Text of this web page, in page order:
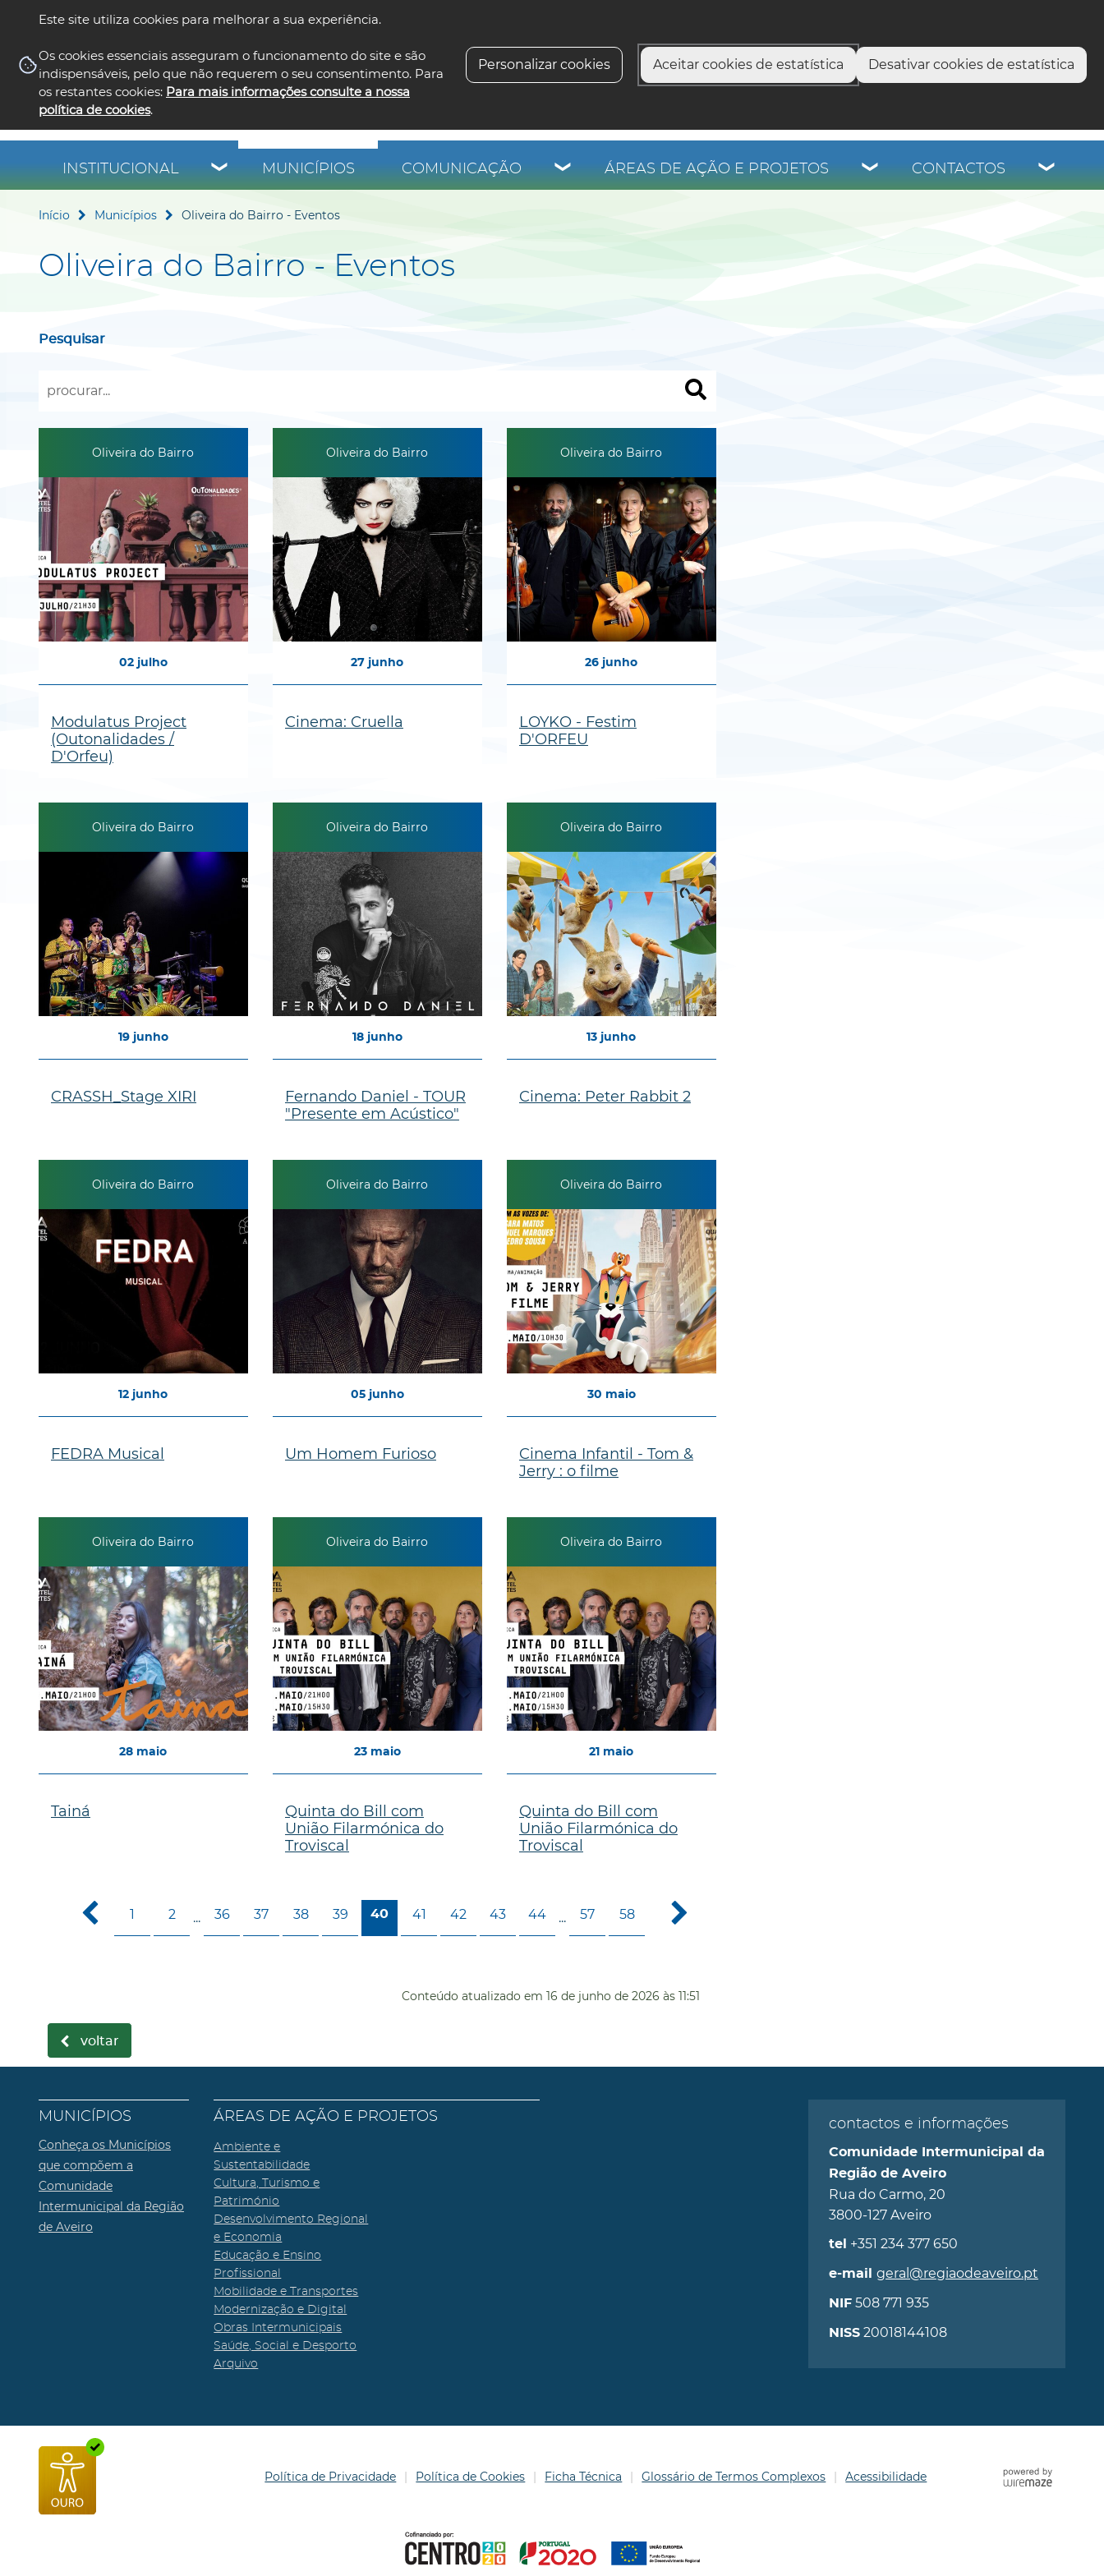
Este site utiliza cookies para melhorar a sua experiência.
Os cookies essenciais asseguram o funcionamento do site e são
indispensáveis, pelo que não requerem o seu consentimento. Para
os restantes cookies: Para mais informações consulte a nossa
política de cookies.
Personalizar cookies Aceitar cookies de estatística Desativar cookies de estatística
INSTITUCIONAL MUNICÍPIOS COMUNICAÇÃO ÁREAS DE AÇÃO E PROJETOS CONTACTOS
Início Municípios Oliveira do Bairro - Eventos
Oliveira do Bairro - Eventos
Pesquisar
Oliveira do Bairro
02 julho
Modulatus Project
(Outonalidades /
D'Orfeu)
Oliveira do Bairro
27 junho
Cinema: Cruella
Oliveira do Bairro
26 junho
LOYKO - Festim
D'ORFEU
Oliveira do Bairro
19 junho
CRASSH_Stage XIRI
Oliveira do Bairro
18 junho
Fernando Daniel - TOUR
"Presente em Acústico"
Oliveira do Bairro
13 junho
Cinema: Peter Rabbit 2
Oliveira do Bairro
12 junho
FEDRA Musical
Oliveira do Bairro
05 junho
Um Homem Furioso
Oliveira do Bairro
30 maio
Cinema Infantil - Tom &
Jerry : o filme
Oliveira do Bairro
28 maio
Tainá
Oliveira do Bairro
23 maio
Quinta do Bill com
União Filarmónica do
Troviscal
Oliveira do Bairro
21 maio
Quinta do Bill com
União Filarmónica do
Troviscal
1 2 ... 36 37 38 39 40 41 42 43 44 ... 57 58
Conteúdo atualizado em 16 de junho de 2026 às 11:51
voltar
MUNICÍPIOS
Conheça os Municípios
que compõem a
Comunidade
Intermunicipal da Região
de Aveiro
ÁREAS DE AÇÃO E PROJETOS
Ambiente e
Sustentabilidade
Cultura, Turismo e
Património
Desenvolvimento Regional
e Economia
Educação e Ensino
Profissional
Mobilidade e Transportes
Modernização e Digital
Obras Intermunicipais
Saúde, Social e Desporto
Arquivo
contactos e informações
Comunidade Intermunicipal da
Região de Aveiro
Rua do Carmo, 20
3800-127 Aveiro
tel +351 234 377 650
e-mail geral@regiaodeaveiro.pt
NIF508 771 935
NISS20018144108
Política de Privacidade Política de Cookies Ficha Técnica Glossário de Termos Complexos Acessibilidade